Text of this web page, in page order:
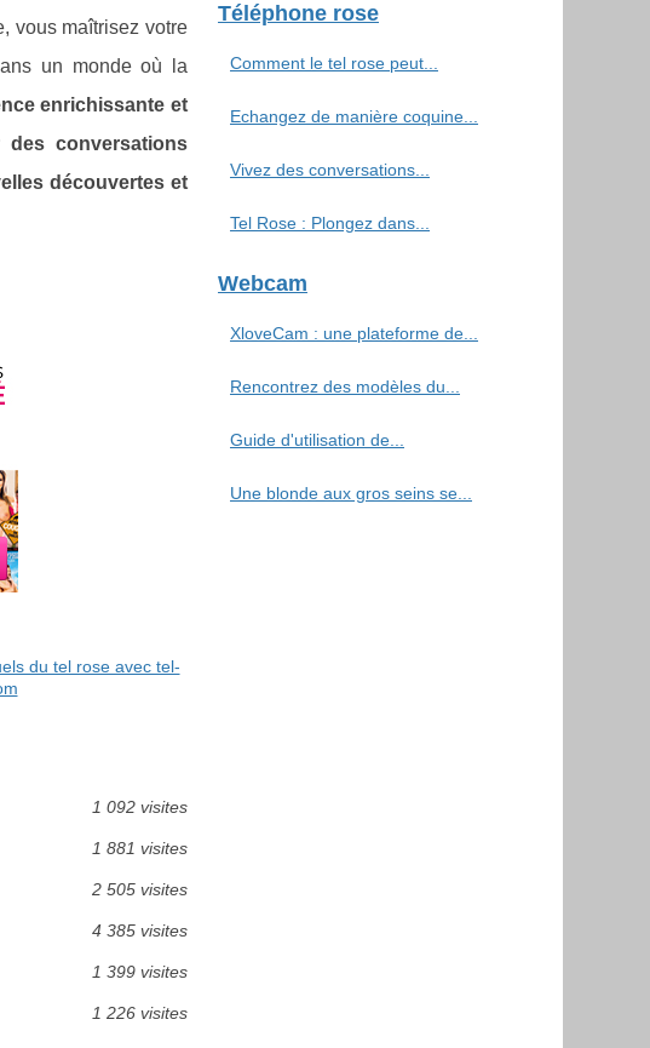
vous maîtrisez votre
un monde où la
enrichissante et
conversations
découvertes et
du tel rose avec tel-
1 092 visites
1 881 visites
2 505 visites
4 385 visites
1 399 visites
1 226 visites
Téléphone rose
Comment le tel rose peut...
Echangez de manière coquine...
Vivez des conversations...
Tel Rose : Plongez dans...
Webcam
XloveCam : une plateforme de...
Rencontrez des modèles du...
Guide d'utilisation de...
Une blonde aux gros seins se...